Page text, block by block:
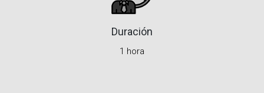
Duración
1 hora